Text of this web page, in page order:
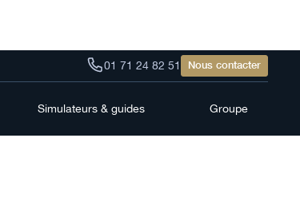
01 71 24 82 51 Nous contacter
Simulateurs & guides Groupe